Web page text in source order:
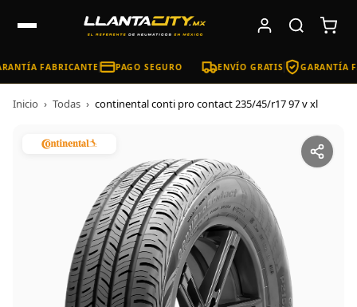
FABRICANTE PAGO SEGURO ENVÍO GRATIS GARANTÍA
Inicio › Todas › continental conti pro contact 235/45/r17 97 v xl